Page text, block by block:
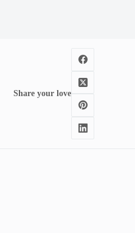
Share your love